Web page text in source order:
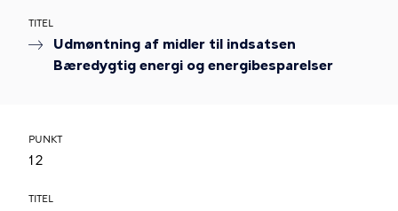
TITEL
Udmøntning af midler til indsatsen
Bæredygtig energi og energibesparelser
PUNKT
12
TITEL